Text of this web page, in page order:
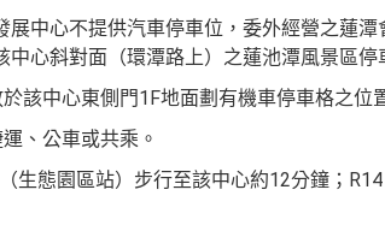
展中心不提供汽車停車位，委外經營之蓮潭
中心斜對面（環潭路上）之蓮池潭風景區停
該中心東側門1F地面劃有機車停車格之位
、公車或共乘。
生態園區站）步行至該中心約12分鐘；R14